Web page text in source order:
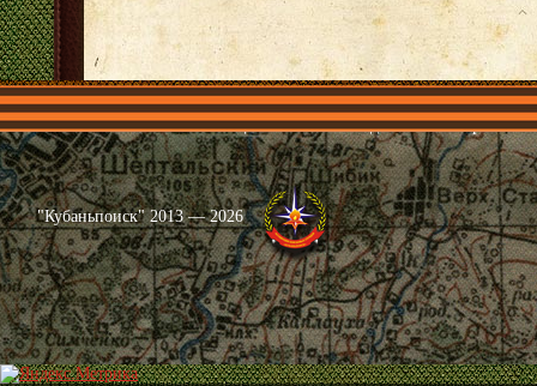
Главная Имена Общественные объединения Проекты
"Кубаньпоиск" 2013 — 2026